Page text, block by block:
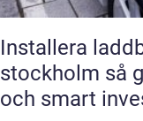
Installera
stockholm så gör du en trygg
och smart